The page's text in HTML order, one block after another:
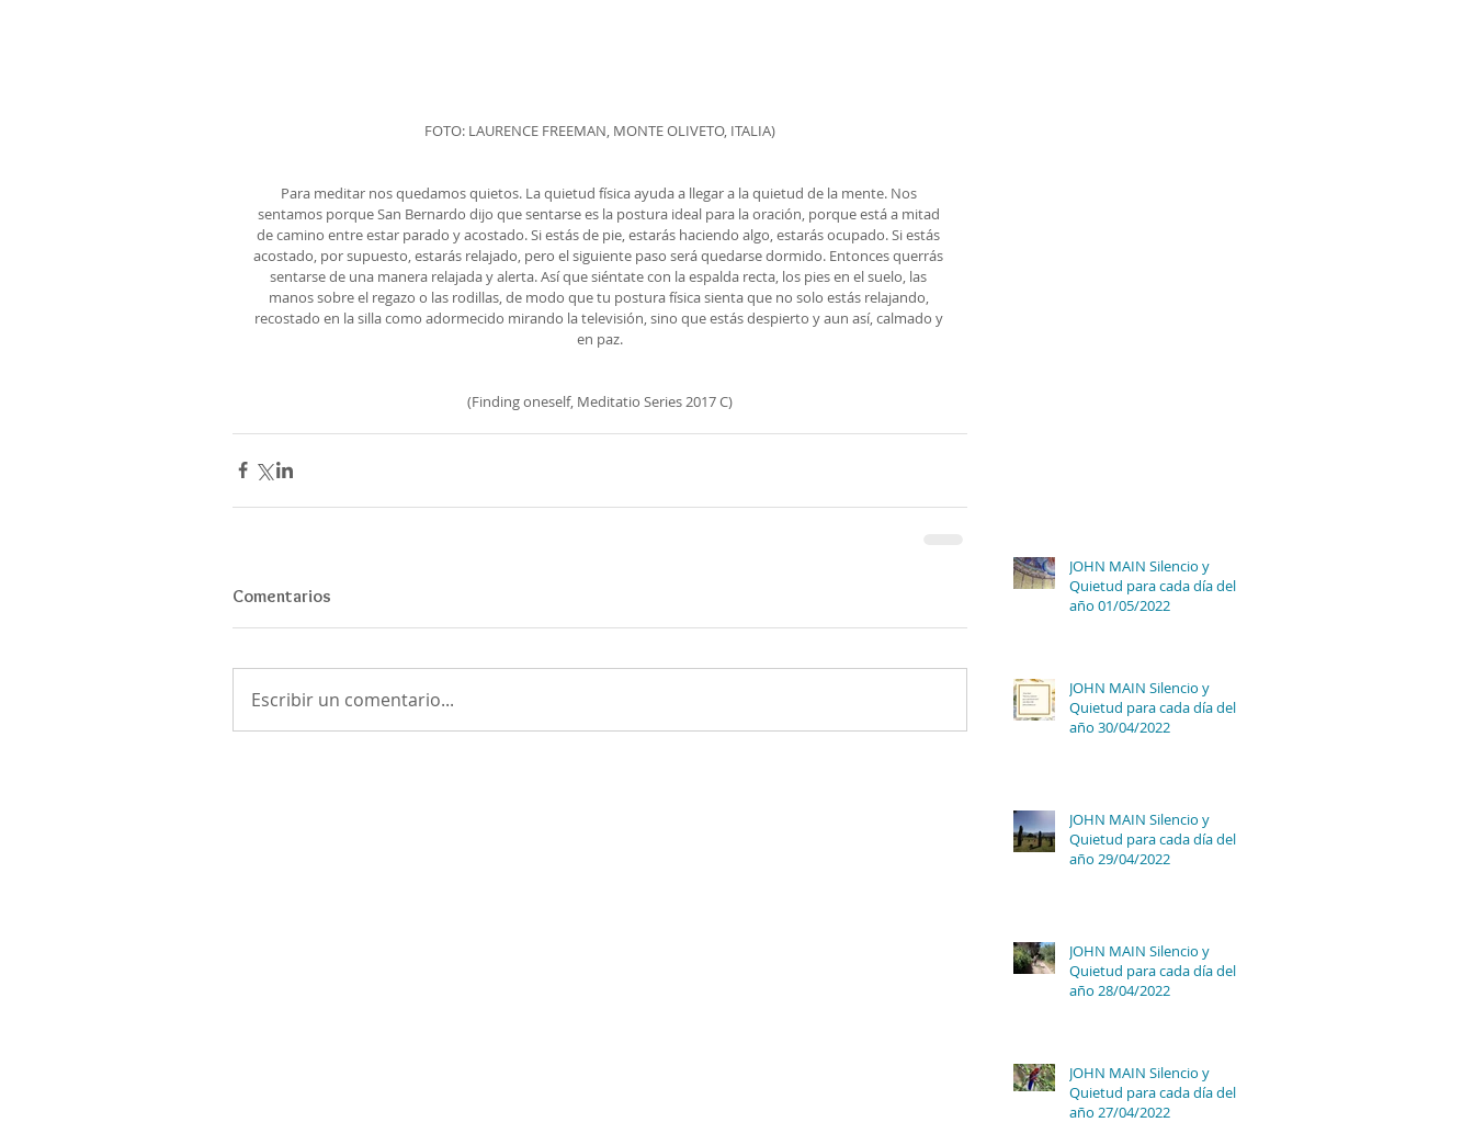
FOTO: LAURENCE FREEMAN, MONTE OLIVETO, ITALIA)
Para meditar nos quedamos quietos. La quietud física ayuda a llegar a la quietud de la mente. Nos
sentamos porque San Bernardo dijo que sentarse es la postura ideal para la oración, porque está a mitad
de camino entre estar parado y acostado. Si estás de pie, estarás haciendo algo, estarás ocupado. Si estás
acostado, por supuesto, estarás relajado, pero el siguiente paso será quedarse dormido. Entonces querrás
sentarse de una manera relajada y alerta. Así que siéntate con la espalda recta, los pies en el suelo, las
manos sobre el regazo o las rodillas, de modo que tu postura física sienta que no solo estás relajando,
recostado en la silla como adormecido mirando la televisión, sino que estás despierto y aun así, calmado y
en paz.
(Finding oneself, Meditatio Series 2017 C)
Comentarios
Escribir un comentario...
JOHN MAIN Silencio y
Quietud para cada día del
año 01/05/2022
JOHN MAIN Silencio y
Quietud para cada día del
año 30/04/2022
JOHN MAIN Silencio y
Quietud para cada día del
año 29/04/2022
JOHN MAIN Silencio y
Quietud para cada día del
año 28/04/2022
JOHN MAIN Silencio y
Quietud para cada día del
año 27/04/2022